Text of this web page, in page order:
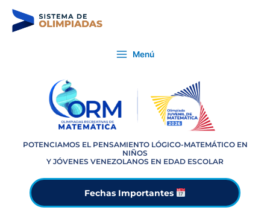
contenido
MainMenú
POTENCIAMOS EL PENSAMIENTO LÓGICO-MATEMÁTICO EN
NIÑOS
Y JÓVENES VENEZOLANOS EN EDAD ESCOLAR
Fechas Importantes